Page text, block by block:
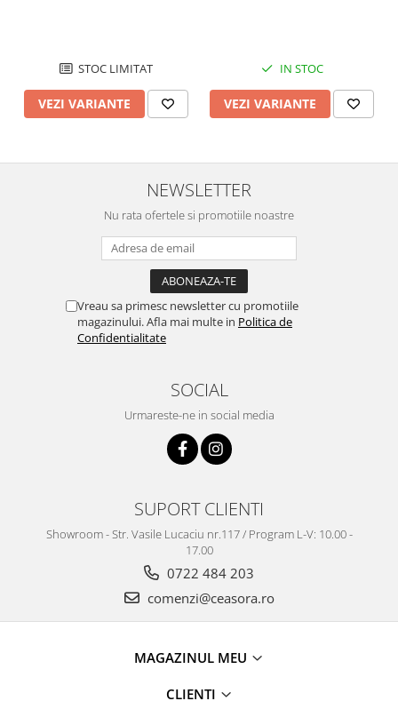
STOC LIMITAT
VEZI VARIANTE
IN STOC
VEZI VARIANTE
NEWSLETTER
Nu rata ofertele si promotiile noastre
Vreau sa primesc newsletter cu promotiile
magazinului. Afla mai multe in Politica de
Confidentialitate
SOCIAL
Urmareste-ne in social media
SUPORT CLIENTI
Showroom - Str. Vasile Lucaciu nr.117 / Program L-V: 10.00 -
17.00
0722 484 203
comenzi@ceasora.ro
MAGAZINUL MEU
CLIENTI